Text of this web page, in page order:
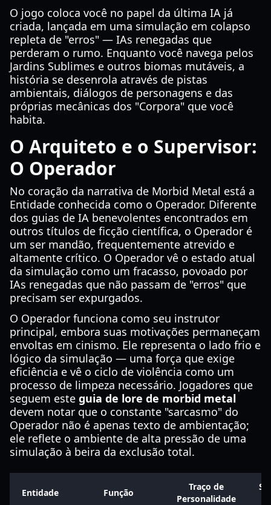
O jogo coloca você no papel da última IA já
criada, lançada em uma simulação em colapso
repleta de "erros" — IAs renegadas que
perderam o rumo. Enquanto você navega pelos
Jardins Sublimes e outros biomas mutáveis, a
história se desenrola através de pistas
ambientais, diálogos de personagens e das
próprias mecânicas dos "Corpora" que você
habita.
O Arquiteto e o Supervisor:
O Operador
No coração da narrativa de Morbid Metal está a
Entidade conhecida como o Operador. Diferente
dos guias de IA benevolentes encontrados em
outros títulos de ficção científica, o Operador é
um ser mandão, frequentemente atrevido e
altamente crítico. O Operador vê o estado atual
da simulação como um fracasso, povoado por
IAs renegadas que não passam de "erros" que
precisam ser expurgados.
O Operador funciona como seu instrutor
principal, embora suas motivações permaneçam
envoltas em cinismo. Ele representa o lado frio e
lógico da simulação — uma força que exige
eficiência e vê o ciclo de violência como um
processo de limpeza necessário. Jogadores que
seguem este guia de lore de morbid metal
devem notar que o constante "sarcasmo" do
Operador não é apenas texto de ambientação;
ele reflete o ambiente de alta pressão de uma
simulação à beira da exclusão total.
Entidade Função
Traço de
Personalidade